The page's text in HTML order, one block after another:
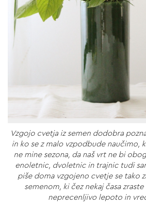
Vzgojo cvetja iz semen dodobra
in ko se z malo vzpodbude naučimo,
ne mine sezona, da naš vrt ne bi
enoletnic, dvoletnic in trajnic tudi
piše doma vzgojeno cvetje se tako
semenom, ki čez nekaj časa
neprecenljivo lepoto in